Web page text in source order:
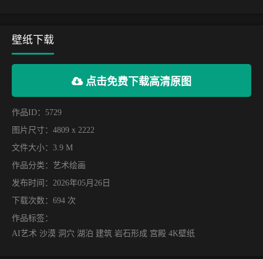
壁纸下载
点击免费下载高清原图
作品ID：5729
图片尺寸：4809 x 2222
文件大小：3.9 M
作品分类： 艺术绘画
发布时间：2026年05月26日
下载次数：694 次
作品标签：
AI艺术 沙漠 洞穴 湖泊 建筑 岩石形成 宫殿 4K壁纸